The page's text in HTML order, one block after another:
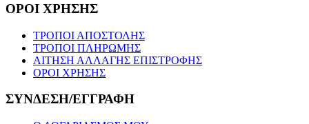
ΟΡΟΙ ΧΡΗΣΗΣ
ΤΡΟΠΟΙ ΑΠΟΣΤΟΛΗΣ
ΤΡΟΠΟΙ ΠΛΗΡΩΜΗΣ
ΑΙΤΗΣΗ ΑΛΛΑΓΗΣ ΕΠΙΣΤΡΟΦΗΣ
ΟΡΟΙ ΧΡΗΣΗΣ
ΣΥΝΔΕΣΗ/ΕΓΓΡΑΦΗ